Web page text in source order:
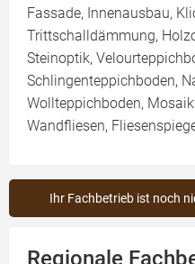
Fassade, Innenausbau,
Trittschalldämmung,
Steinoptik,
Schlingenteppichboden,
Wollteppichboden,
Wandfliesen,
Ihr Fachbetrieb ist noch
Regionale